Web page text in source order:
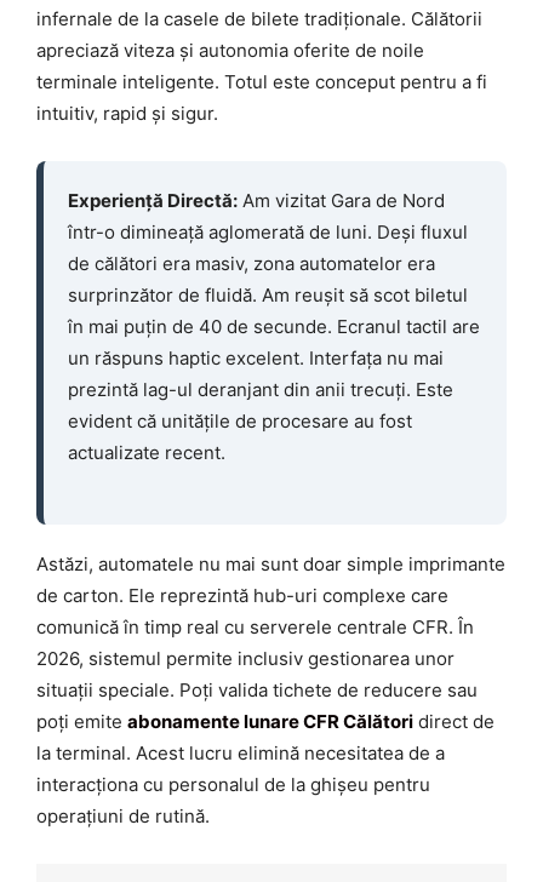
infernale de la casele de bilete tradiționale. Călătorii
apreciază viteza și autonomia oferite de noile
terminale inteligente. Totul este conceput pentru a fi
intuitiv, rapid și sigur.
Experiență Directă: Am vizitat Gara de Nord
într-o dimineață aglomerată de luni. Deși fluxul
de călători era masiv, zona automatelor era
surprinzător de fluidă. Am reușit să scot biletul
în mai puțin de 40 de secunde. Ecranul tactil are
un răspuns haptic excelent. Interfața nu mai
prezintă lag-ul deranjant din anii trecuți. Este
evident că unitățile de procesare au fost
actualizate recent.
Astăzi, automatele nu mai sunt doar simple imprimante
de carton. Ele reprezintă hub-uri complexe care
comunică în timp real cu serverele centrale CFR. În
2026, sistemul permite inclusiv gestionarea unor
situații speciale. Poți valida tichete de reducere sau
poți emite abonamente lunare CFR Călători direct de
la terminal. Acest lucru elimină necesitatea de a
interacționa cu personalul de la ghișeu pentru
operațiuni de rutină.